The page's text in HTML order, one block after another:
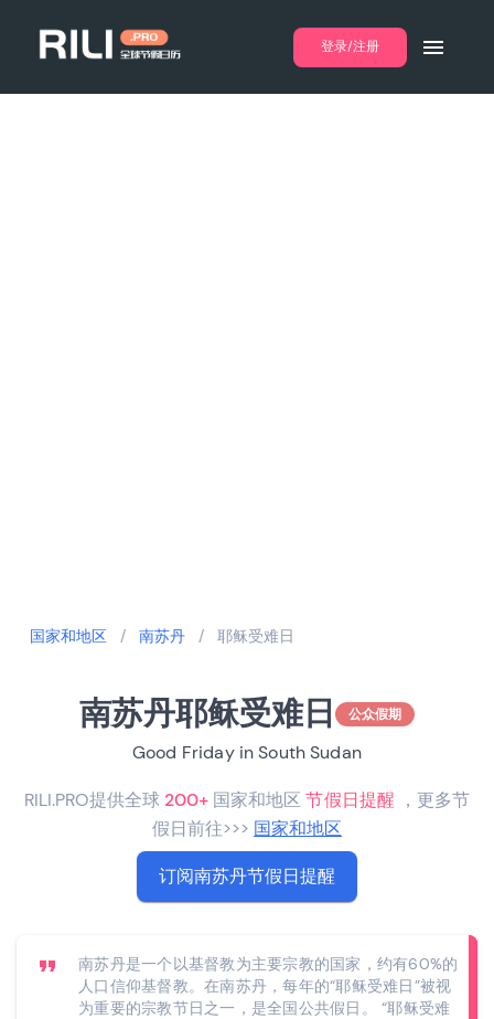
登录/注册
国家和地区 / 南苏丹 / 耶稣受难日
南苏丹耶稣受难日 公众假期
Good Friday in South Sudan
RILI.PRO提供全球 200+ 国家和地区节假日提醒 ，更多节
假日前往>>> 国家和地区
订阅南苏丹节假日提醒
南苏丹是一个以基督教为主要宗教的国家，约有60%的
人口信仰基督教。在南苏丹，每年的“耶稣受难日”被视
为重要的宗教节日之一，是全国公共假日。 “耶稣受难